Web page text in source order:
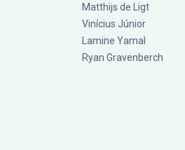
Matthijs de Ligt
Vinícius Júnior
Lamine Yamal
Ryan Gravenberch